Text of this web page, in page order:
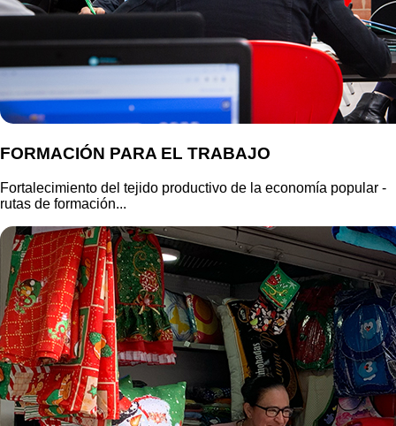
FORMACIÓN PARA EL TRABAJO
Fortalecimiento del tejido productivo de la economía popular -
rutas de formación...